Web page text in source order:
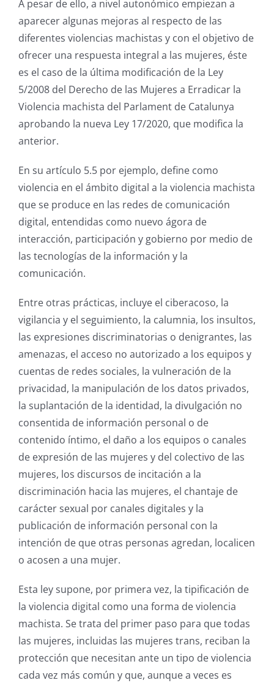
A pesar de ello, a nivel autonómico empiezan a
aparecer algunas mejoras al respecto de las
diferentes violencias machistas y con el objetivo de
ofrecer una respuesta integral a las mujeres, éste
es el caso de la última modificación de la Ley
5/2008 del Derecho de las Mujeres a Erradicar la
Violencia machista del Parlament de Catalunya
aprobando la nueva Ley 17/2020, que modifica la
anterior.
En su artículo 5.5 por ejemplo, define como
violencia en el ámbito digital a la violencia machista
que se produce en las redes de comunicación
digital, entendidas como nuevo ágora de
interacción, participación y gobierno por medio de
las tecnologías de la información y la
comunicación.
Entre otras prácticas, incluye el ciberacoso, la
vigilancia y el seguimiento, la calumnia, los insultos,
las expresiones discriminatorias o denigrantes, las
amenazas, el acceso no autorizado a los equipos y
cuentas de redes sociales, la vulneración de la
privacidad, la manipulación de los datos privados,
la suplantación de la identidad, la divulgación no
consentida de información personal o de
contenido íntimo, el daño a los equipos o canales
de expresión de las mujeres y del colectivo de las
mujeres, los discursos de incitación a la
discriminación hacia las mujeres, el chantaje de
carácter sexual por canales digitales y la
publicación de información personal con la
intención de que otras personas agredan, localicen
o acosen a una mujer.
Esta ley supone, por primera vez, la tipificación de
la violencia digital como una forma de violencia
machista. Se trata del primer paso para que todas
las mujeres, incluidas las mujeres trans, reciban la
protección que necesitan ante un tipo de violencia
cada vez más común y que, aunque a veces es